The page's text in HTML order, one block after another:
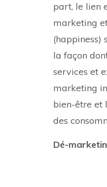
part, le lien
marketing
(happiness)
la façon
services et
marketing
bien-être et
des
Dé-